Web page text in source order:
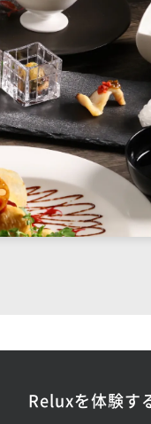
Reluxを体験す